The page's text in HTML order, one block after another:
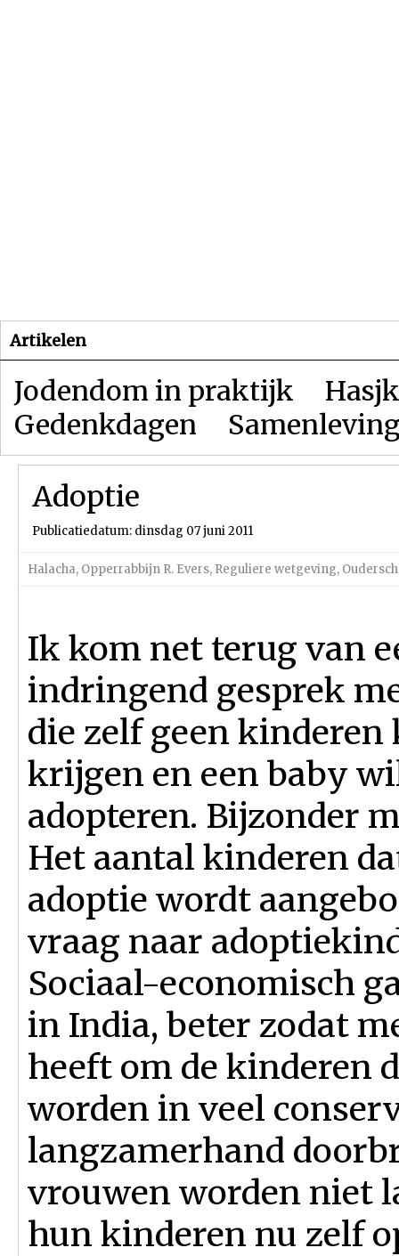
Artikelen
Jodendom in praktijk
Gedenkdagen
Adoptie
Publicatiedatum: dinsdag 07 juni 2011
Halacha, Opperrabbijn R. Evers, Reguliere wetgeving,
Ik kom net terug van
indringend gesprek
die zelf geen
krijgen en een baby
adopteren. Bijzonder
Het aantal kinderen
adoptie wordt
vraag naar
Sociaal-economisch
in India, beter zodat
heeft om de kinderen
worden in veel
langzamerhand
vrouwen worden niet
hun kinderen nu zelf